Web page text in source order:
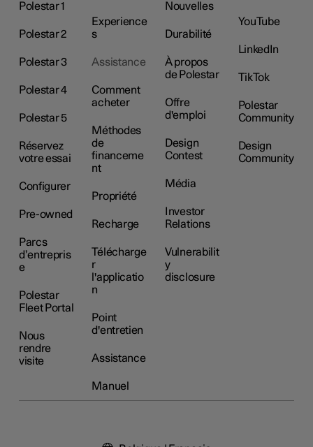
Polestar 1
Polestar 2
Polestar 3
Polestar 4
Polestar 5
Réservez
votre essai
Configurer
Pre-owned
Parcs
d’entrepris
e
Polestar
Fleet Portal
Nous
rendre
visite
Experience
s
Assistance
Comment
acheter
Méthodes
de
financeme
nt
Propriété
Recharge
Télécharge
r
l'applicatio
n
Point
d'entretien
Assistance
Manuel
Nouvelles
Durabilité
À propos
de Polestar
Offre
d'emploi
Design
Contest
Média
Investor
Relations
Vulnerabilit
y
disclosure
YouTube
LinkedIn
TikTok
Polestar
Community
Design
Community